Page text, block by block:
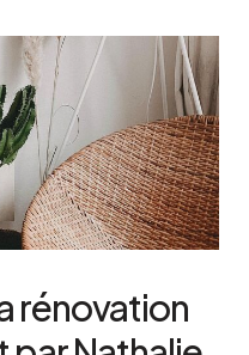
rénovation